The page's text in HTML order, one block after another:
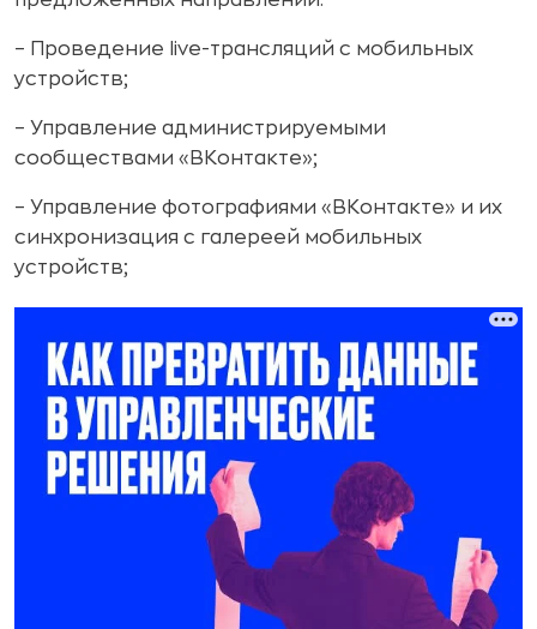
– Проведение live-трансляций с мобильных
устройств;
– Управление администрируемыми
сообществами «ВКонтакте»;
– Управление фотографиями «ВКонтакте» и их
синхронизация с галереей мобильных
устройств;